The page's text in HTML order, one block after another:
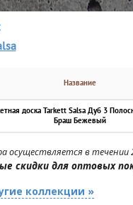
Название
доска Tarkett Salsa Дуб 3
Браш Бежевый
осуществляется в течении
скидки для оптовых
коллекции »